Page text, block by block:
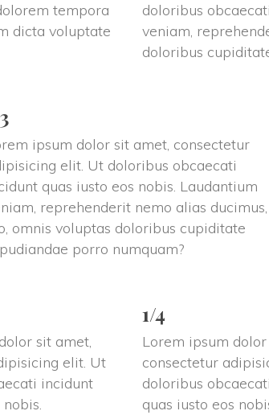
tempora
dicta voluptate
doloribus
veniam,
doloribus
ipsum dolor sit amet, consectetur
elit. Ut doloribus obcaecati
quas iusto eos nobis. Laudantium
reprehenderit nemo alias ducimus,
omnis voluptas doloribus cupiditate
porro numquam?
sit amet,
elit. Ut
incidunt
1/4
Lorem ipsum
consectetur
doloribus
quas iusto eos